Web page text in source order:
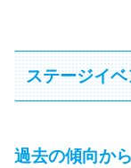
ステージイ
過去の傾向か